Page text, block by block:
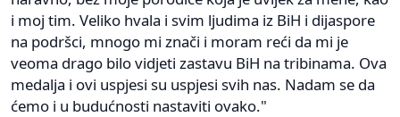
i moj tim. Veliko hvala i svim ljudima iz BiH i dijaspore
na podršci, mnogo mi znači i moram reći da mi je
veoma drago bilo vidjeti zastavu BiH na tribinama. Ova
medalja i ovi uspjesi su uspjesi svih nas. Nadam se da
ćemo i u budućnosti nastaviti ovako."